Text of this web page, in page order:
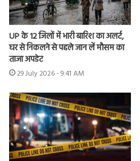
UP के 12 जिलों में भारी बारिश का अलर्ट,
घर से निकलने से पहले जान लें मौसम का
ताजा अपडेट
29 July 2026 - 9:41 AM